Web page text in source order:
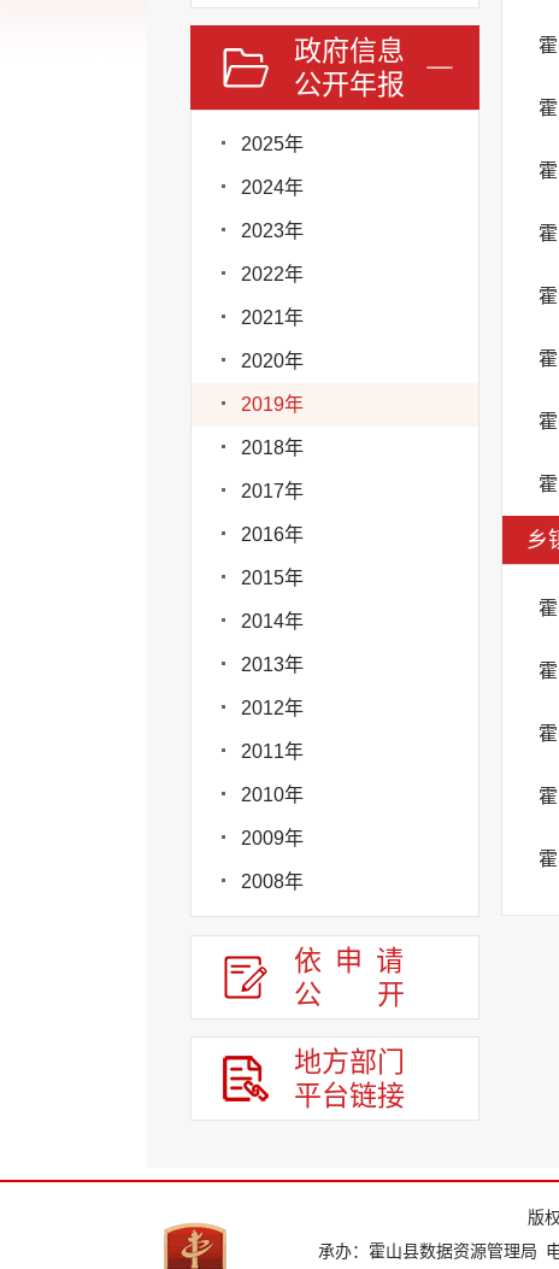
政府信息
公开年报
2025年
2024年
2023年
2022年
2021年
2020年
2019年
2018年
2017年
2016年
2015年
2014年
2013年
2012年
2011年
2010年
2009年
2008年
依申请
公
开
地方部门
平台链接
乡
版
承办：霍山县数据资源管理局